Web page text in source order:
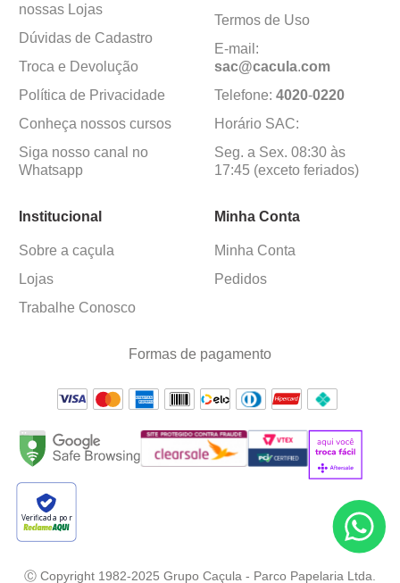
nossas Lojas
Dúvidas de Cadastro
Troca e Devolução
Política de Privacidade
Conheça nossos cursos
Siga nosso canal no
Whatsapp
Termos de Uso
E-mail:
sac@cacula.com
Telefone: 4020-0220
Horário SAC:
Seg. a Sex. 08:30 às
17:45 (exceto feriados)
Institucional
Sobre a caçula
Lojas
Trabalhe Conosco
Minha Conta
Minha Conta
Pedidos
Formas de pagamento
Verificada por
Ⓒ Copyright 1982-2025 Grupo Caçula - Parco Papelaria Ltda.